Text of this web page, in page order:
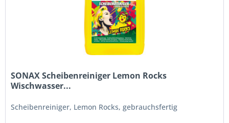
SONAX Scheibenreiniger Lemon Rocks
Wischwasser...
Scheibenreiniger, Lemon Rocks, gebrauchsfertig